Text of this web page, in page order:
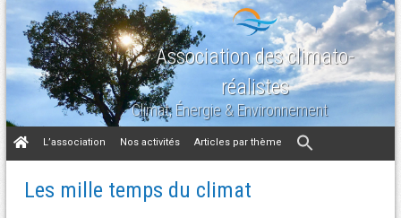
Association des climato-
réalistes
Climat, Énergie & Environnement
Aller
au
L’association Nos activités Articles par thème
Les mille temps du climat